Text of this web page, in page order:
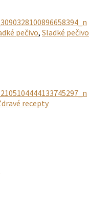
pečivo, Sladké pečivo
recepty